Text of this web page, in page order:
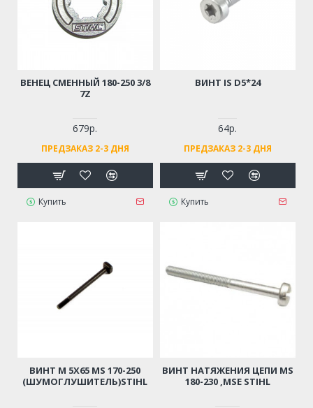
ВЕНЕЦ СМЕННЫЙ 180-250 3/8
7Z
679р.
ПРЕДЗАКАЗ 2-3 ДНЯ
Купить
ВИНТ IS D5*24
64р.
ПРЕДЗАКАЗ 2-3 ДНЯ
Купить
ВИНТ М 5Х65 MS 170-250
(ШУМОГЛУШИТЕЛЬ)STIHL
ВИНТ НАТЯЖЕНИЯ ЦЕПИ MS
180-230 ,MSE STIHL